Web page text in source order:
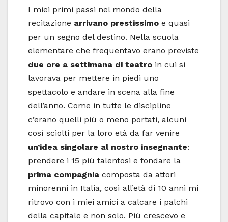
I miei primi passi nel mondo della
recitazione arrivano prestissimo e quasi
per un segno del destino. Nella scuola
elementare che frequentavo erano previste
due ore a settimana di teatro in cui si
lavorava per mettere in piedi uno
spettacolo e andare in scena alla fine
dell’anno. Come in tutte le discipline
c’erano quelli più o meno portati, alcuni
così sciolti per la loro età da far venire
un’idea singolare al nostro insegnante:
prendere i 15 più talentosi e fondare la
prima compagnia composta da attori
minorenni in Italia, così all’età di 10 anni mi
ritrovo con i miei amici a calcare i palchi
della capitale e non solo. Più crescevo e